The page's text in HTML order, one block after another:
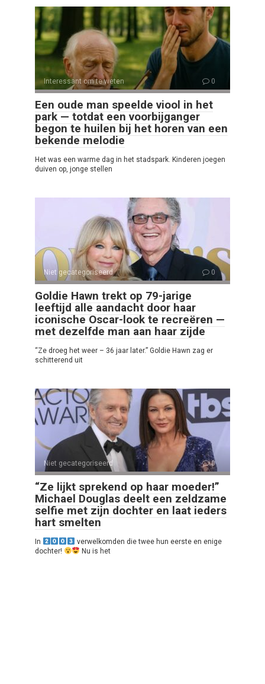
Interessant om te weten 0
Een oude man speelde viool in het
park — totdat een voorbijganger
begon te huilen bij het horen van een
bekende melodie
Het was een warme dag in het stadspark. Kinderen joegen
duiven op, jonge stellen
Niet gecategoriseerd 0
Goldie Hawn trekt op 79-jarige
leeftijd alle aandacht door haar
iconische Oscar-look te recreëren —
met dezelfde man aan haar zijde
“Ze droeg het weer – 36 jaar later.” Goldie Hawn zag er
schitterend uit
Niet gecategoriseerd 0
“Ze lijkt sprekend op haar moeder!”
Michael Douglas deelt een zeldzame
selfie met zijn dochter en laat ieders
hart smelten
In
verwelkomden die twee hun eerste en enige
dochter!
Nu is het